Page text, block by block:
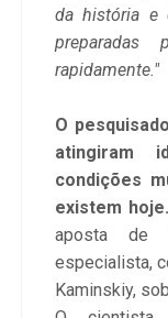
da história e
preparadas
rapidamente."
O
atingiram
condições
existem hoje.
aposta de
especialista,
Kaminskiy,